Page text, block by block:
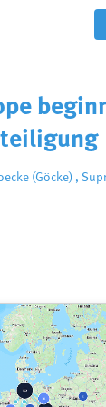
(Göcke),